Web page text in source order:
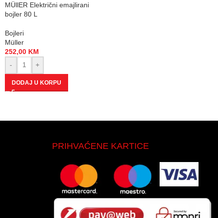
MÜllER Električni emajlirani
bojler 80 L
Bojleri
Müller
252,00 KM
-
+
DODAJ U KORPU
PRIHVAĆENE KARTICE